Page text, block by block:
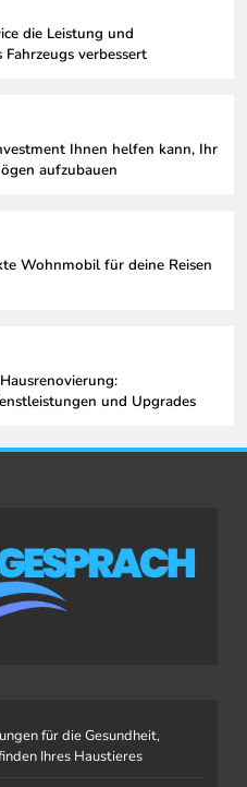
die Leistung und
Fahrzeugs verbessert
Ihnen helfen kann, Ihr
aufzubauen
Wohnmobil für deine Reisen
und Upgrades
für die Gesundheit,
Ihres Haustieres